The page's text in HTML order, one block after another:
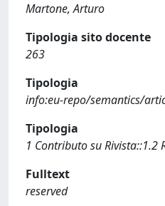
Martone, Arturo
Tipologia sito docente
263
Tipologia
info:eu-repo/semantics/
Tipologia
1 Contributo su Rivista::1.2
Fulltext
reserved